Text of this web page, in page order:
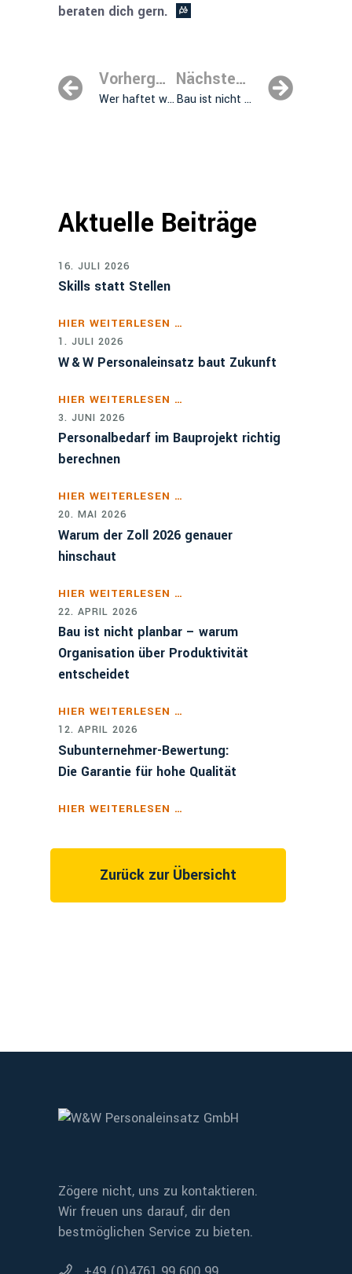
beraten dich gern.
Vorhergehender Beitrag
Wer haftet wirklich? Subunter­nehmer auf deutschen Baustellen
Nächster Beitrag
Bau ist nicht planbar – warum Organisation über Produktivität entscheidet
Aktuelle Beiträge
16. JULI 2026
Skills statt Stellen
HIER WEITERLESEN …
1. JULI 2026
W & W Personaleinsatz baut Zukunft
HIER WEITERLESEN …
3. JUNI 2026
Personalbedarf im Bauprojekt richtig
berechnen
HIER WEITERLESEN …
20. MAI 2026
Warum der Zoll 2026 genauer
hinschaut
HIER WEITERLESEN …
22. APRIL 2026
Bau ist nicht planbar – warum
Organisation über Produktivität
entscheidet
HIER WEITERLESEN …
12. APRIL 2026
Subunternehmer-Bewertung:
Die Garantie für hohe Qualität
HIER WEITERLESEN …
Zurück zur Übersicht
Zögere nicht, uns zu kontaktieren.
Wir freuen uns darauf, dir den
bestmöglichen Service zu bieten.